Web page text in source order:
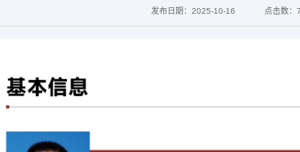
发布日期：2025-10-16 点击数：